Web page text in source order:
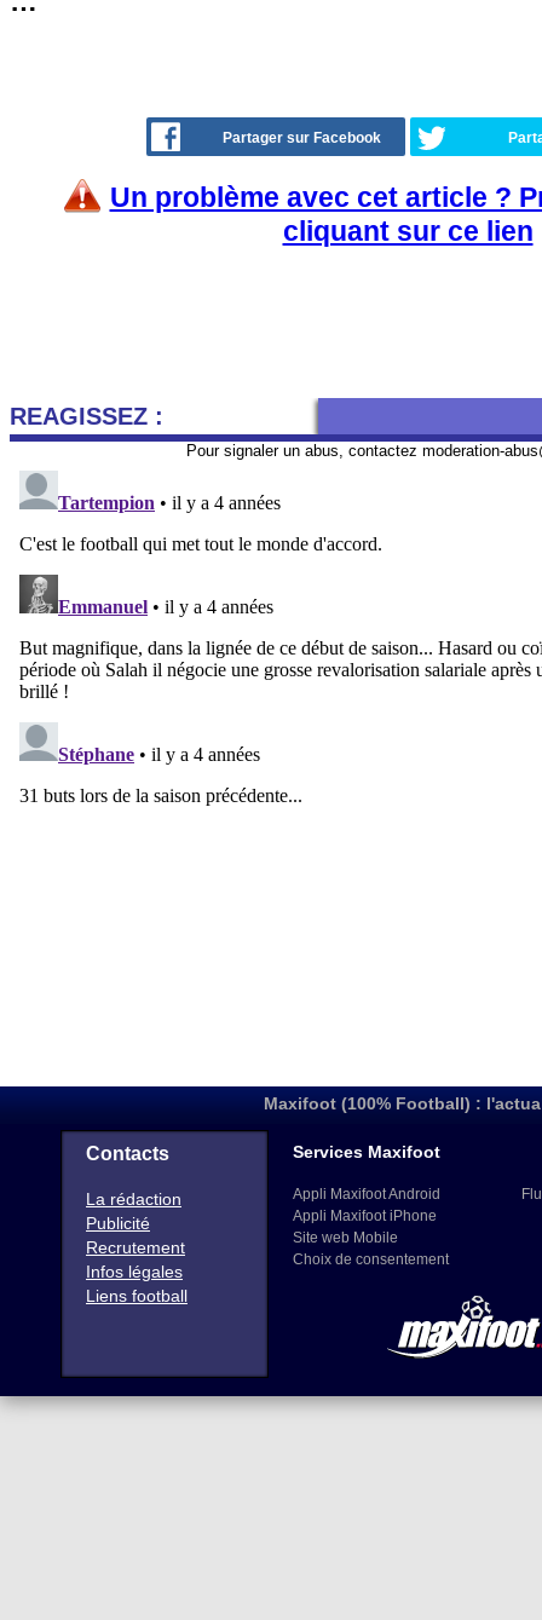
Partager sur Facebook
Un problème avec cet article ?
cliquant sur ce lien
REAGISSEZ :
Pour signaler un abus, contactez moderation-
Maxifoot (100% Football) :
Contacts
La rédaction
Publicité
Recrutement
Infos légales
Liens football
Services Maxifoot
Appli Maxifoot Android
Appli Maxifoot iPhone
Site web Mobile
Choix de consentement